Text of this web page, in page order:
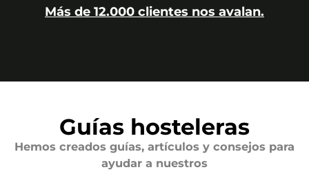
Más de 12.000 clientes nos avalan.
Guías hosteleras
Hemos creados guías, artículos y consejos para
ayudar a nuestros